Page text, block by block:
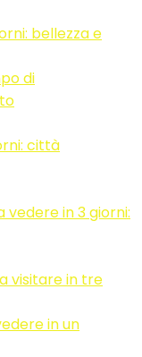
bellezza e
di
città
vedere in 3 giorni:
visitare in tre
in un